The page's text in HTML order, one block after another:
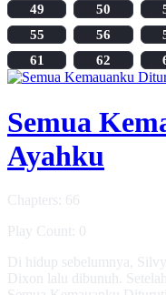
49
50
55
56
61
62
Semua
Ayahku
Chapters: 66
Play Count: 0
Di hidup sebelumnya,
Dixon lalu dibunuh.